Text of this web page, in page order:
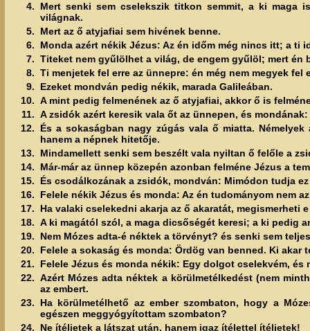
4.
Mert senki sem cselekszik titkon semmit, a ki maga
világnak.
5.
Mert az ő atyjafiai sem hivének benne.
6.
Monda azért nékik Jézus: Az én időm még nincs itt; a ti
7. Titeket nem gyűlölhet a világ, de engem gyűlöl; mert
8. Ti menjetek fel erre az ünnepre: én még nem megyek
9.
Ezeket mondván pedig nékik, marada Galileában.
10. A mint pedig felmenének az ő atyjafiai, akkor ő is
11. A zsidók azért keresik vala őt az ünnepen, és
12.
És a sokaságban nagy zúgás vala ő miatta.
hanem a népnek hitetője.
13.
Mindamellett senki sem beszélt vala nyiltan ő felőle a
14.
Már-már az ünnep közepén azonban felméne Jézus a
15.
És csodálkozának a zsidók, mondván: Mimódon tudja
16.
Felele nékik Jézus és monda: Az én tudományom nem
17.
Ha valaki cselekedni akarja az ő akaratát,
18. A ki magától szól, a maga dicsőségét keresi; a ki pedig
19.
Nem Mózes adta-é néktek a törvényt? és senki sem
20.
Felele a sokaság és monda: Ördög van benned. Ki akar
21.
Felele Jézus és monda nékik: Egy dolgot cselekvém,
22. Azért Mózes adta néktek a körülmetélkedést (nem
az embert.
23.
Ha körülmetélhető az ember szombaton, hogy a
egészen meggyógyítottam szombaton?
24.
Ne ítéljetek a látszat után, hanem igaz ítélettel ítéljetek!